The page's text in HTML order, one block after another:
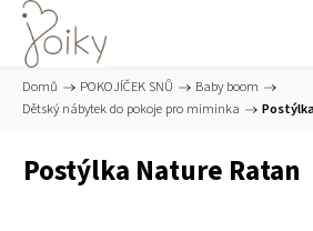
Domů / POKOJÍČEK SNŮ / Baby boom /
Dětský nábytek do pokoje pro miminka /
Postýlka Nature Ratan